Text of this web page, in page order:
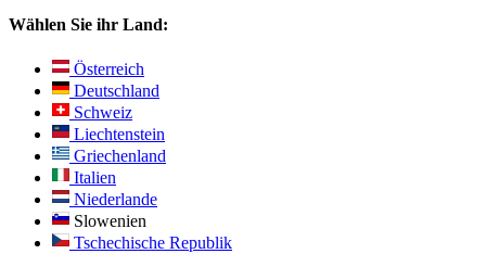
Wählen Sie ihr Land:
Österreich
Deutschland
Schweiz
Liechtenstein
Griechenland
Italien
Niederlande
Slowenien
Tschechische Republik